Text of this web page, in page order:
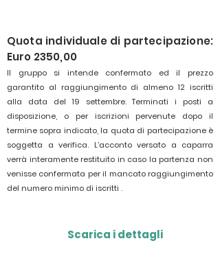
Quota individuale di partecipazione:
Euro 2350,00
Il gruppo si intende confermato ed il prezzo
garantito al raggiungimento di almeno 12 iscritti
alla data del 19 settembre. Terminati i posti a
disposizione, o per iscrizioni pervenute dopo il
termine sopra indicato, la quota di partecipazione è
soggetta a verifica. L’acconto versato a caparra
verrà interamente restituito in caso la partenza non
venisse confermata per il mancato raggiungimento
del numero minimo di iscritti .
Scarica i dettagli